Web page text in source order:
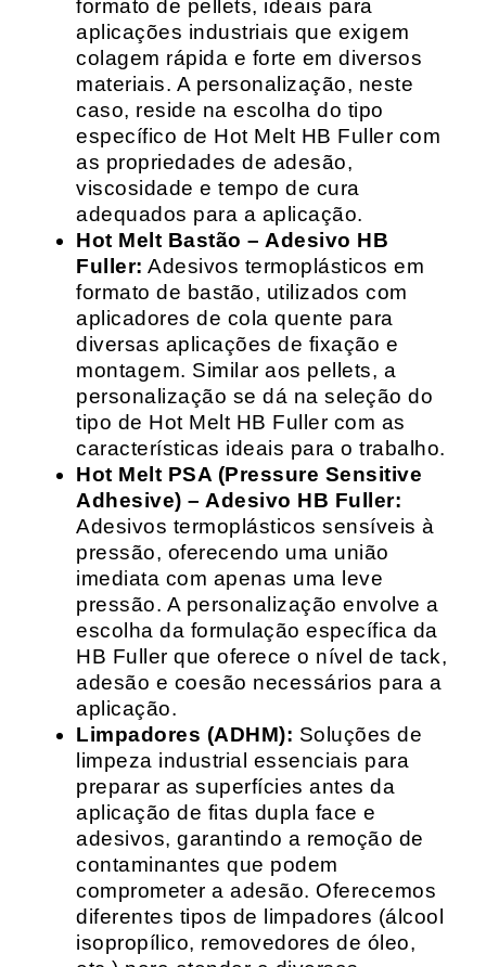
formato de pellets, ideais para
aplicações industriais que exigem
colagem rápida e forte em diversos
materiais. A personalização, neste
caso, reside na escolha do tipo
específico de Hot Melt HB Fuller com
as propriedades de adesão,
viscosidade e tempo de cura
adequados para a aplicação.
Hot Melt Bastão – Adesivo HB
Fuller: Adesivos termoplásticos em
formato de bastão, utilizados com
aplicadores de cola quente para
diversas aplicações de fixação e
montagem. Similar aos pellets, a
personalização se dá na seleção do
tipo de Hot Melt HB Fuller com as
características ideais para o trabalho.
Hot Melt PSA (Pressure Sensitive
Adhesive) – Adesivo HB Fuller:
Adesivos termoplásticos sensíveis à
pressão, oferecendo uma união
imediata com apenas uma leve
pressão. A personalização envolve a
escolha da formulação específica da
HB Fuller que oferece o nível de tack,
adesão e coesão necessários para a
aplicação.
Limpadores (ADHM): Soluções de
limpeza industrial essenciais para
preparar as superfícies antes da
aplicação de fitas dupla face e
adesivos, garantindo a remoção de
contaminantes que podem
comprometer a adesão. Oferecemos
diferentes tipos de limpadores (álcool
isopropílico, removedores de óleo,